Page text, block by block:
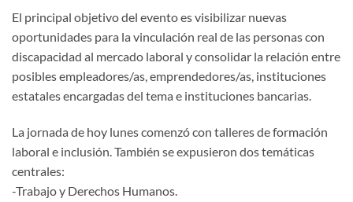
El principal objetivo del evento es visibilizar nuevas
oportunidades para la vinculación real de las personas con
discapacidad al mercado laboral y consolidar la relación entre
posibles empleadores/as, emprendedores/as, instituciones
estatales encargadas del tema e instituciones bancarias.
La jornada de hoy lunes comenzó con talleres de formación
laboral e inclusión. También se expusieron dos temáticas
centrales:
-Trabajo y Derechos Humanos.